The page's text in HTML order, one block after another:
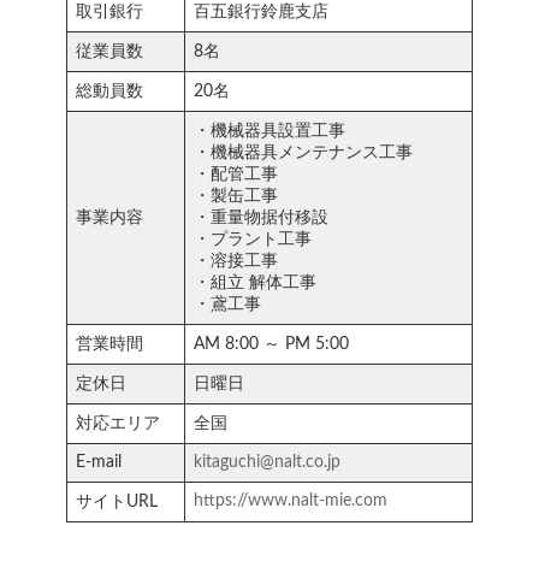
取引銀行 百五銀行鈴鹿支店
従業員数 8名
総動員数 20名
事業内容
・機械器具設置工事
・機械器具メンテナンス工事
・配管工事
・製缶工事
・重量物据付移設
・プラント工事
・溶接工事
・組立 解体工事
・鳶工事
営業時間 AM 8:00 ～ PM 5:00
定休日 日曜日
対応エリア 全国
E-mail kitaguchi@nalt.co.jp
サイトURL https://www.nalt-mie.com